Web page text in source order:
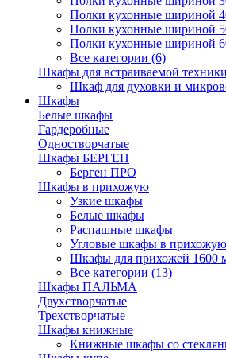
Полки кухонные шириной
Полки кухонные шириной
Полки кухонные шириной
Все категории (6)
Шкафы для встраиваемой техники
Шкаф для духовки и
Шкафы
Белые шкафы
Гардеробные
Одностворчатые
Шкафы БЕРГЕН
Берген ПРО
Шкафы в прихожую
Узкие шкафы
Белые шкафы
Распашные шкафы
Угловые шкафы в прихожую
Шкафы для прихожей 1600
Все категории (13)
Шкафы ПАЛЬМА
Двухстворчатые
Трехстворчатые
Шкафы книжные
Книжные шкафы со